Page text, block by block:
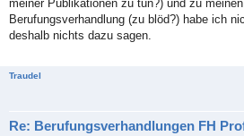
meiner Publikationen zu tun?) und zu
Berufungsverhandlung (zu blöd?) habe ich
deshalb nichts dazu sagen.
Traudel
Re: Berufungsverhandlungen FH